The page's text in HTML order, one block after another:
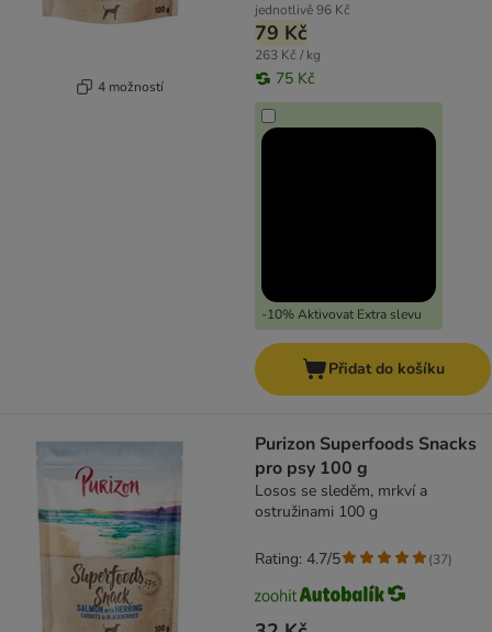
4 možností
jednotlivě96 Kč
79 Kč
263 Kč / kg
75 Kč
-10% Aktivovat Extra slevu
Přidat do košíku
Purizon Superfoods Snacks
pro psy 100 g
Losos se sleděm, mrkví a
ostružinami 100 g
Rating: 4.7/5 (37)